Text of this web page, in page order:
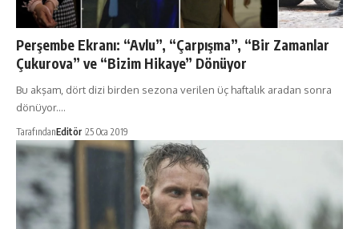
Perşembe Ekranı: “Avlu”, “Çarpışma”, “Bir Zamanlar
Çukurova” ve “Bizim Hikaye” Dönüyor
Bu akşam, dört dizi birden sezona verilen üç haftalık aradan sonra
dönüyor.…
TarafındanEditör 25 Oca 2019